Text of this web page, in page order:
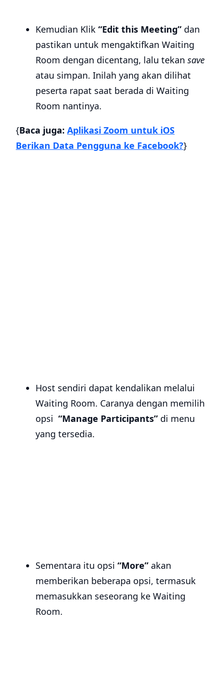
Kemudian Klik “Edit this Meeting” dan
pastikan untuk mengaktifkan Waiting
Room dengan dicentang, lalu tekan save
atau simpan. Inilah yang akan dilihat
peserta rapat saat berada di Waiting
Room nantinya.
{Baca juga: Aplikasi Zoom untuk iOS
Berikan Data Pengguna ke Facebook?}
Host sendiri dapat kendalikan melalui
Waiting Room. Caranya dengan memilih
opsi “Manage Participants” di menu
yang tersedia.
Sementara itu opsi “More” akan
memberikan beberapa opsi, termasuk
memasukkan seseorang ke Waiting
Room.